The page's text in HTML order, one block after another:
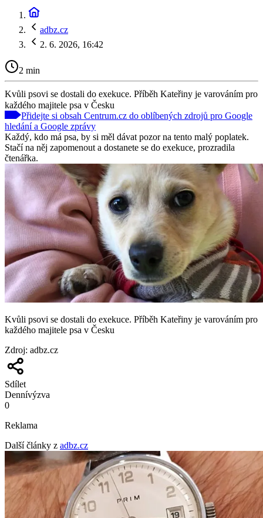
adbz.cz
2. 6. 2026, 16:42
2 min
Kvůli psovi se dostali do exekuce. Příběh Kateřiny je varováním pro
každého majitele psa v Česku
Přidejte si obsah Centrum.cz do oblíbených zdrojů pro Google
hledání a Google zprávy
Každý, kdo má psa, by si měl dávat pozor na tento malý poplatek.
Stačí na něj zapomenout a dostanete se do exekuce, prozradila
čtenářka.
Kvůli psovi se dostali do exekuce. Příběh Kateřiny je varováním pro
každého majitele psa v Česku
Zdroj: adbz.cz
Sdílet
Dennívýzva
0
Reklama
Další články z adbz.cz